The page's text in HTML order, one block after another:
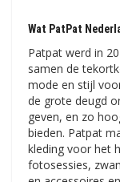
Wat PatPat
Patpat werd in
samen de
mode en stijl
de grote deugd
geven, en zo
bieden. Patpat
kleding voor het
fotosessies,